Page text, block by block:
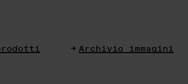
Archivio immagini